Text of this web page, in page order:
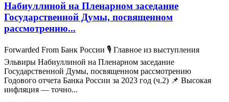
Набиуллиной на Пленарном заседание
Государственной Думы, посвященном
рассмотрению...
Forwarded From Банк России 🎙 Главное из выступления
Эльвиры Набиуллиной на Пленарном заседание
Государственной Думы, посвященном рассмотрению
Годового отчета Банка России за 2023 год (ч.2) 📌 Высокая
инфляция — точно...